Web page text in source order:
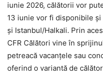
iunie 2026, călătorii vor
13 iunie vor fi disponibile
și Istanbul/Halkali. Prin
CFR Călători vine în
petreacă vacanțele sau
oferind o variantă de